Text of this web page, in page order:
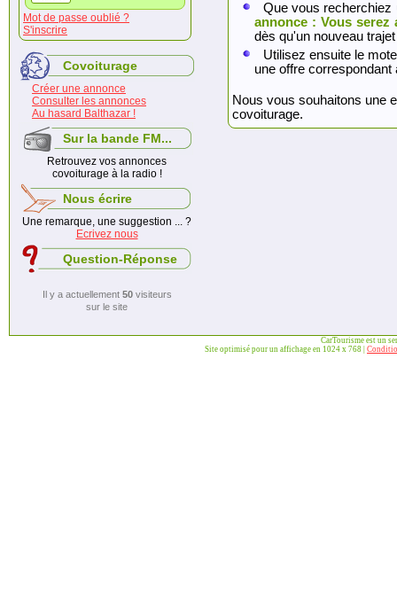
Mot de passe oublié ?
S'inscrire
Covoiturage
Créer une annonce
Consulter les annonces
Au hasard Balthazar !
Sur la bande FM...
Retrouvez vos annonces
covoiturage à la radio !
Nous écrire
Une remarque, une suggestion ... ?
Ecrivez nous
Question-Réponse
Il y a actuellement 50visiteurs
sur le site
Que vous
annonce : Vous serez
dès qu'un nouveau
Utilisez ensuite le
une offre
Nous vous souhaitons une
covoiturage.
CarTourisme est un
Site optimisé pour un affichage en 1024 x 768 |